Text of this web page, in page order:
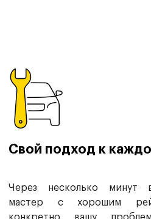
Свой подход к
Через несколько минут
мастер с хорошим